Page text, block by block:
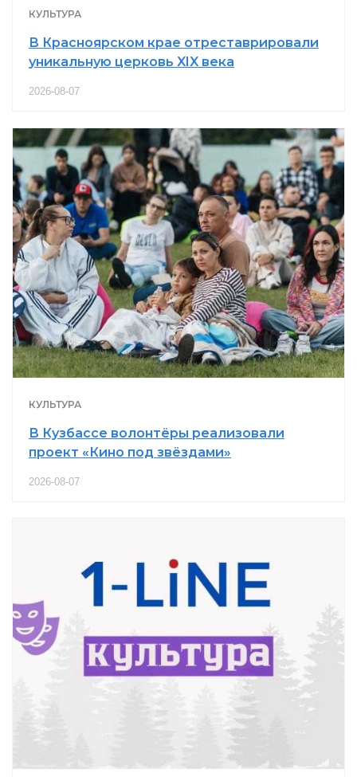
КУЛЬТУРА
В Красноярском крае отреставрировали
уникальную церковь XIX века
2026-08-07
КУЛЬТУРА
В Кузбассе волонтёры реализовали
проект «Кино под звёздами»
2026-08-07